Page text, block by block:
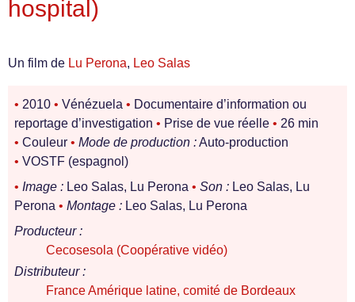
hospital)
Un film de Lu Perona, Leo Salas
• 2010 • Vénézuela • Documentaire d’information ou
reportage d’investigation • Prise de vue réelle • 26 min
• Couleur • Mode de production :Auto-production
• VOSTF (espagnol)
• Image : Leo Salas, Lu Perona • Son : Leo Salas, Lu
Perona • Montage : Leo Salas, Lu Perona
Producteur :
Cecosesola (Coopérative vidéo)
Distributeur :
France Amérique latine, comité de Bordeaux